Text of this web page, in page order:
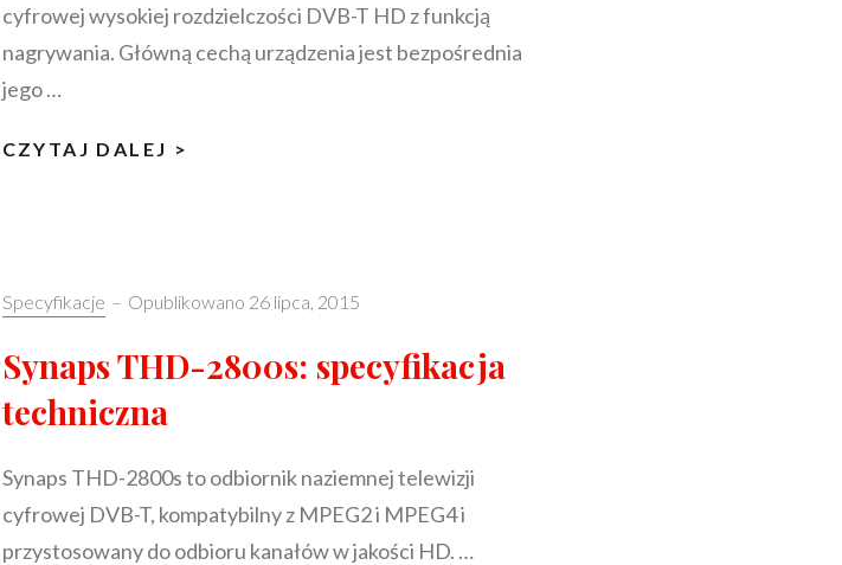
cyfrowej wysokiej rozdzielczości DVB-T HD z funkcją
nagrywania. Główną cechą urządzenia jest bezpośrednia
jego …
CZYTAJ DALEJ >
TECHNICZNA
Categories:
Specyfikacje – Opublikowano 26 lipca, 2015
Synaps THD-2800s: specyfikacja
techniczna
Synaps THD-2800s to odbiornik naziemnej telewizji
cyfrowej DVB-T, kompatybilny z MPEG2 i MPEG4 i
przystosowany do odbioru kanałów w jakości HD. …